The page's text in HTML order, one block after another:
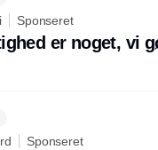
Sponseret
er noget, vi
Sponseret